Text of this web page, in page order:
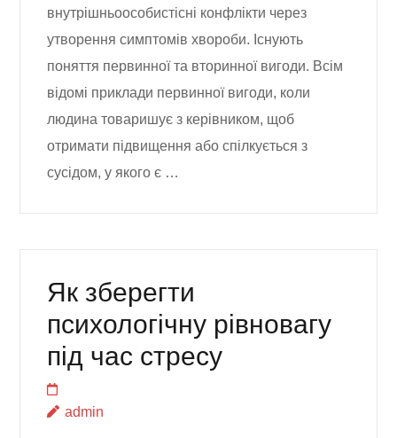
внутрішньоособистісні конфлікти через
утворення симптомів хвороби. Існують
поняття первинної та вторинної вигоди. Всім
відомі приклади первинної вигоди, коли
людина товаришує з керівником, щоб
отримати підвищення або спілкується з
сусідом, у якого є …
Як зберегти
психологічну рівновагу
під час стресу
admin